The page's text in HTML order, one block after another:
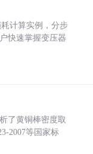
计算实例，分步
快速掌握变压器
了黄铜棒密度取
2007等国家标